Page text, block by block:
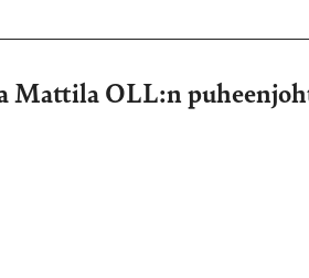
Mattila OLL:n